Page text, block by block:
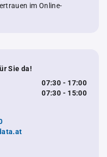
im Online-
Sie da!
07:30 - 17:00
07:30 - 15:00